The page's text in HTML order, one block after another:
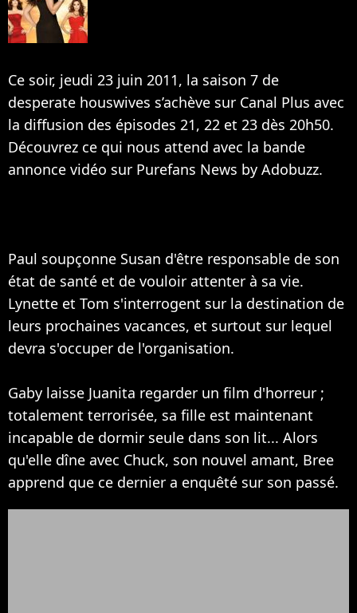
Ce soir, jeudi 23 juin 2011, la saison 7 de
desperate houswives s’achève sur Canal Plus avec
la diffusion des épisodes 21, 22 et 23 dès 20h50.
Découvrez ce qui nous attend avec la bande
annonce vidéo sur Purefans News by Adobuzz.
Paul soupçonne Susan d'être responsable de son
état de santé et de vouloir attenter à sa vie.
Lynette et Tom s'interrogent sur la destination de
leurs prochaines vacances, et surtout sur lequel
devra s'occuper de l'organisation.
Gaby laisse Juanita regarder un film d'horreur ;
totalement terrorisée, sa fille est maintenant
incapable de dormir seule dans son lit... Alors
qu'elle dîne avec Chuck, son nouvel amant, Bree
apprend que ce dernier a enquêté sur son passé.